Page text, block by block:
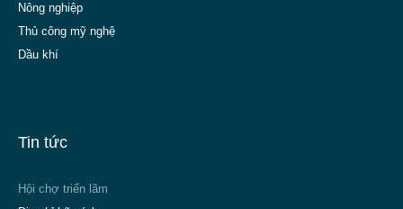
Nông nghiệp
Thủ công mỹ nghệ
Dầu khí
Tin tức
Hội chợ triển lãm